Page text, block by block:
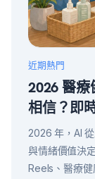
近期熱門
2026 醫療
相信？即
2026 年，AI
與情緒價值決
Reels、醫療健